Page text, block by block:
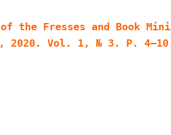
Fresses and Book
2020. Vol. 1, № 3. P.